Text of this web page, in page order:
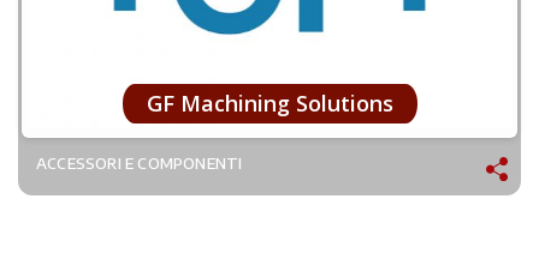
GF Machining Solutions
ACCESSORI E COMPONENTI